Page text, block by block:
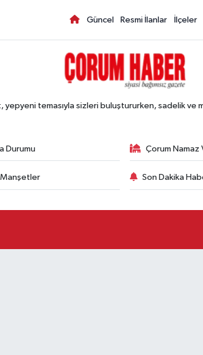
Güncel Resmi İlanlar İlçeler
yepyeni temasıyla sizleri buluştururken, sadelik ve
Durumu Çorum Namaz
Manşetler Son Dakika